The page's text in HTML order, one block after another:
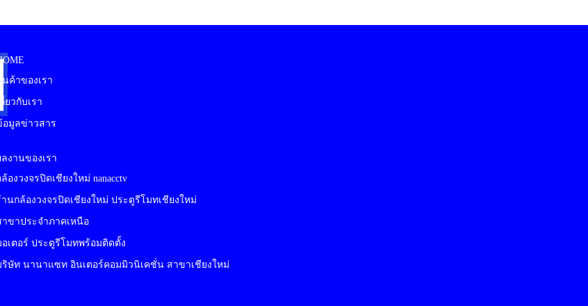
ค้าของเรา
เกี่ยวกับเรา
อมูลข่าวสาร
ลงานของเรา
ล้องวงจรปิดเชียงใหม่ nanacctv
นกล้องวงจรปิดเชียงใหม่ ประตูรีโมทเชียงใหม่
าขาประจำภาคเหนือ
อเตอร์ ประตูรีโมทพร้อมติดตั้ง
ริษัท นานาแซท อินเตอร์คอมมิวนิเคชั่น สาขาเชียงใหม่